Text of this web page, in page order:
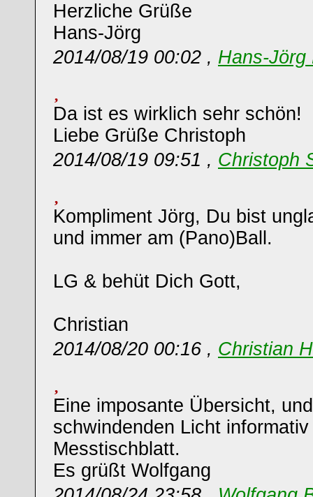
Herzliche Grüße
Hans-Jörg
2014/08/19 00:02 , Hans-Jörg
Da ist es wirklich sehr schön!
Liebe Grüße Christoph
2014/08/19 09:51 , Christoph
Kompliment Jörg, Du bist
und immer am (Pano)Ball.
LG & behüt Dich Gott,
Christian
2014/08/20 00:16 , Christian
Eine imposante Übersicht,
schwindenden Licht
Messtischblatt.
Es grüßt Wolfgang